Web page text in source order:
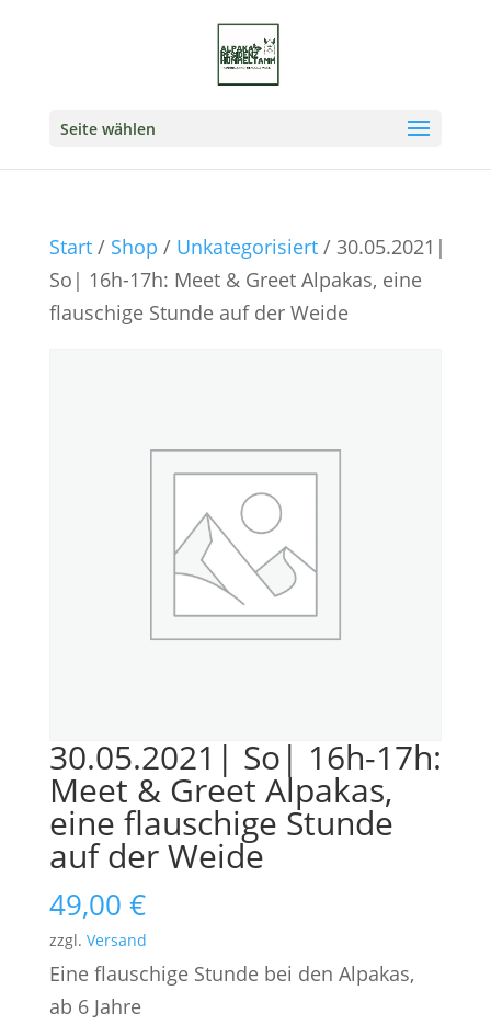
Seite wählen
Start/ Shop / Unkategorisiert/ 30.05.2021|
So| 16h-17h: Meet & Greet Alpakas, eine
flauschige Stunde auf der Weide
30.05.2021| So| 16h-17h:
Meet & Greet Alpakas,
eine flauschige Stunde
auf der Weide
49,00 €
zzgl. Versand
Eine flauschige Stunde bei den Alpakas,
ab 6 Jahre